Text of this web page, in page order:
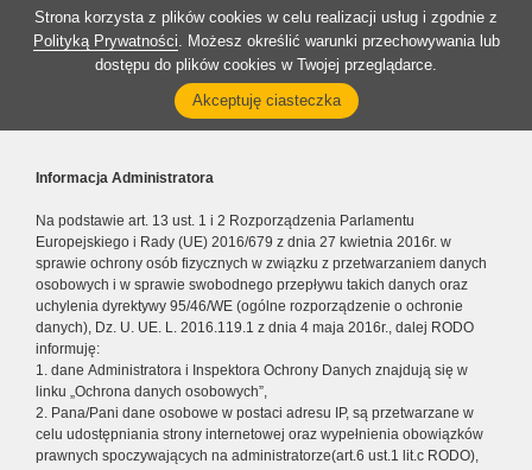
Strona korzysta z plików cookies w celu realizacji usług i zgodnie z
Polityką Prywatności. Możesz określić warunki przechowywania lub
dostępu do plików cookies w Twojej przeglądarce.
Akceptuję ciasteczka
Informacja Administratora
Na podstawie art. 13 ust. 1 i 2 Rozporządzenia Parlamentu
Europejskiego i Rady (UE) 2016/679 z dnia 27 kwietnia 2016r. w
sprawie ochrony osób fizycznych w związku z przetwarzaniem danych
osobowych i w sprawie swobodnego przepływu takich danych oraz
uchylenia dyrektywy 95/46/WE (ogólne rozporządzenie o ochronie
danych), Dz. U. UE. L. 2016.119.1 z dnia 4 maja 2016r., dalej RODO
informuję:
1. dane Administratora i Inspektora Ochrony Danych znajdują się w
linku „Ochrona danych osobowych”,
2. Pana/Pani dane osobowe w postaci adresu IP, są przetwarzane w
celu udostępniania strony internetowej oraz wypełnienia obowiązków
prawnych spoczywających na administratorze(art.6 ust.1 lit.c RODO),